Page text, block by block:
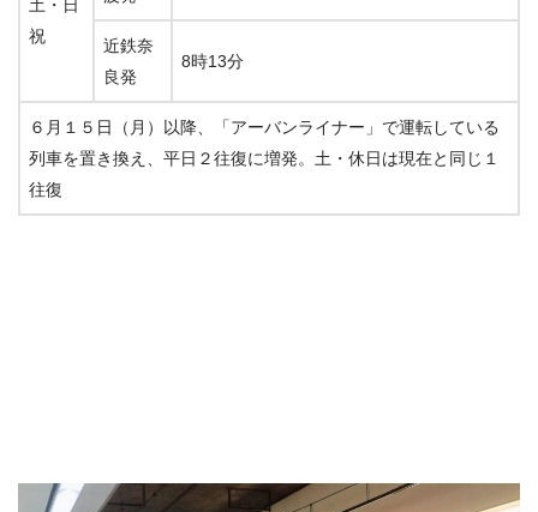
土・日
祝
近鉄奈
良発
8時13分
６月１５日（月）以降、「アーバンライナー」で運転している
列車を置き換え、平日２往復に増発。土・休日は現在と同じ１
往復